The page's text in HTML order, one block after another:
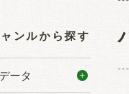
ンルから探す
ータ